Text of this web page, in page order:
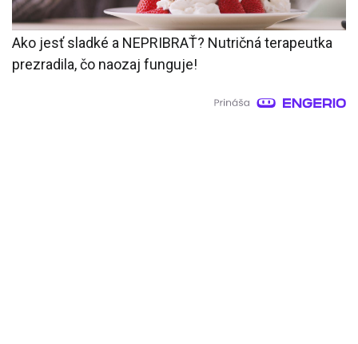
Ako jesť sladké a NEPRIBRAŤ? Nutričná terapeutka
prezradila, čo naozaj funguje!